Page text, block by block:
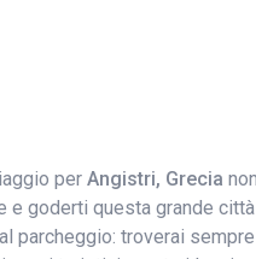
per Angistri, Grecia
e goderti questa grande
parcheggio: troverai